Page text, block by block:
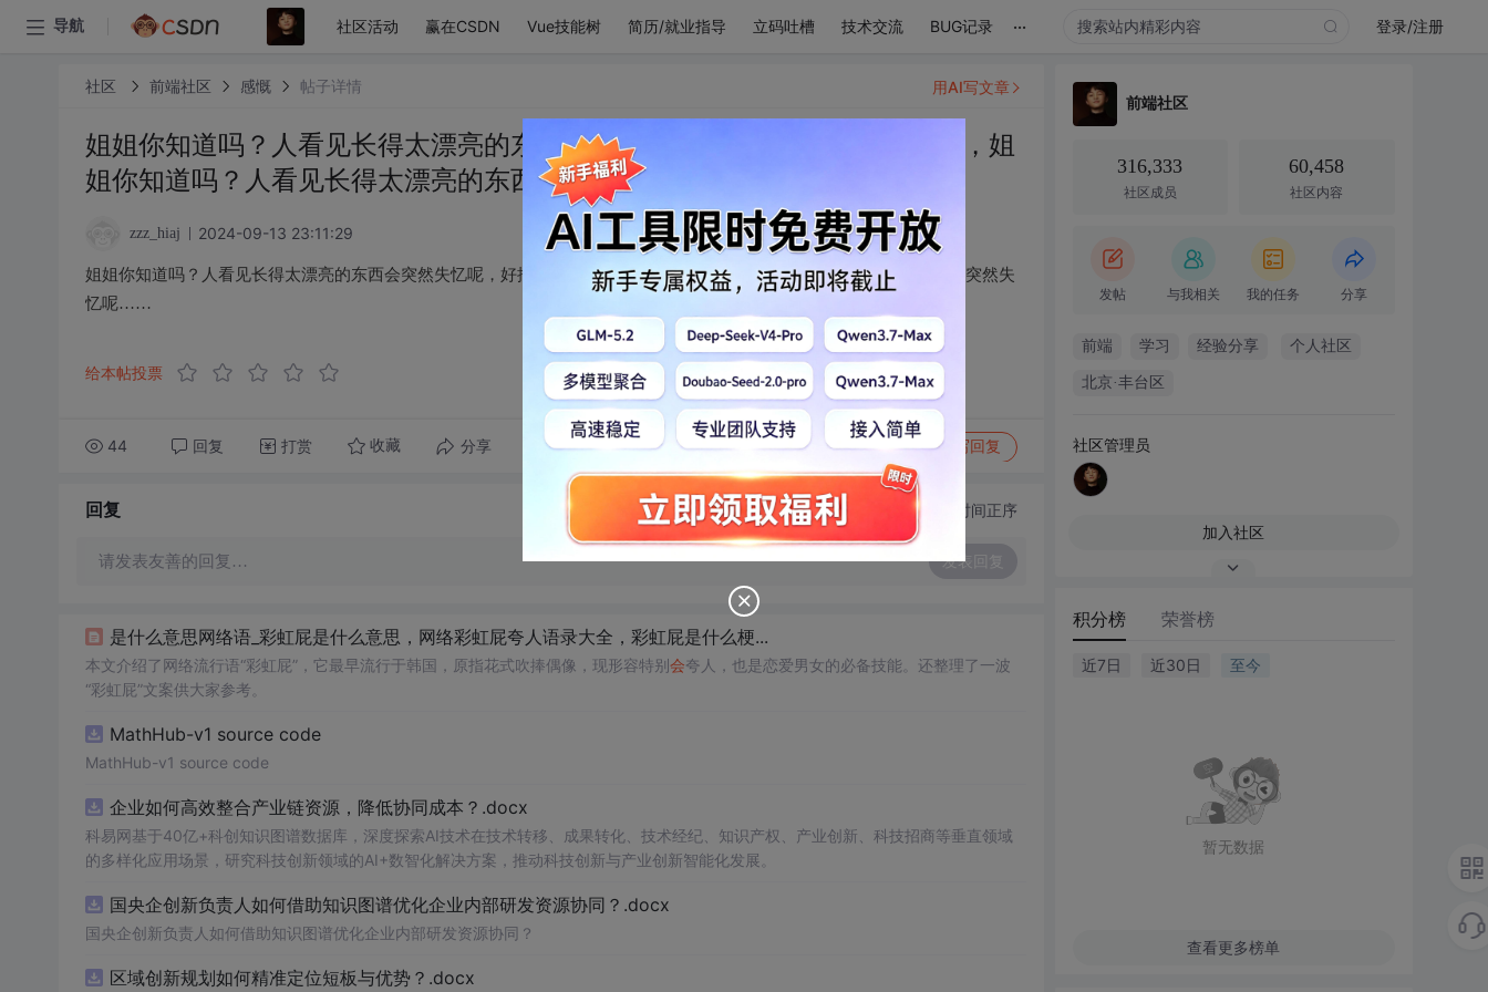
导航 社区活动 赢在CSDN Vue技能树 简历/就业指导 立码吐槽 技术交流 BUG记录 ... 登录/注册
社区 前端社区 感慨 帖子详情
姐姐你知道吗？人看见长得太漂亮的东西会突然失忆呢，好搞笑吧！啊对了，姐
姐你知道吗？人看见长得太漂亮的东西会突然失忆呢……
zzz_hiaj 2024-09-13 23:11:29
姐姐你知道吗？人看见长得太漂亮的东西会突然失忆呢，好搞笑吧！啊对了，姐姐你知道吗？人看见长得太漂亮的东西会突然失
忆呢……
给本帖投票
44 回复 打赏 收藏 分享 转发到动态 举报 写回复
用AI写文章
回复 切换为时间正序
请发表友善的回复… 发表回复
是什么意思网络语_彩虹屁是什么意思，网络彩虹屁夸人语录大全，彩虹屁是什么梗...
本文介绍了网络流行语“彩虹屁”，它最早流行于韩国，原指花式吹捧偶像，现形容特别会夸人，也是恋爱男女的必备技能。还整理了一波
“彩虹屁”文案供大家参考。
MathHub-v1 source code
MathHub-v1 source code
企业如何高效整合产业链资源，降低协同成本？.docx
科易网基于40亿+科创知识图谱数据库，深度探索AI技术在技术转移、成果转化、技术经纪、知识产权、产业创新、科技招商等垂直领域
的多样化应用场景，研究科技创新领域的AI+数智化解决方案，推动科技创新与产业创新智能化发展。
国央企创新负责人如何借助知识图谱优化企业内部研发资源协同？.docx
国央企创新负责人如何借助知识图谱优化企业内部研发资源协同？
区域创新规划如何精准定位短板与优势？.docx
前端社区
316,333
社区成员
60,458
社区内容
发帖 与我相关 我的任务 分享
前端 学习 经验分享 个人社区
北京·丰台区
社区管理员
加入社区
积分榜 荣誉榜
近7日 近30日 至今
暂无数据
查看更多榜单